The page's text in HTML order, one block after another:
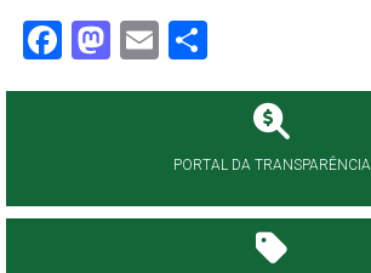
Facebook
Mastodon
Email
PORTAL DA TRANSPARÊNCIA